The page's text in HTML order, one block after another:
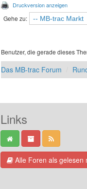
Druckversion anzeigen
Gehe zu:
Benutzer, die gerade dieses
Das MB-trac Forum
Links
Alle Foren als gelesen